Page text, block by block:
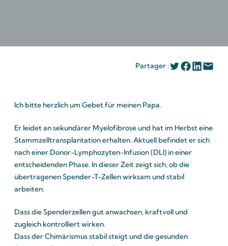
Partager :
Ich bitte herzlich um Gebet für meinen Papa.
Er leidet an sekundärer Myelofibrose und hat im Herbst eine
Stammzelltransplantation erhalten. Aktuell befindet er sich
nach einer Donor-Lymphozyten-Infusion (DLI) in einer
entscheidenden Phase. In dieser Zeit zeigt sich, ob die
übertragenen Spender-T-Zellen wirksam und stabil
arbeiten.
Dass die Spenderzellen gut anwachsen, kraftvoll und
zugleich kontrolliert wirken.
Dass der Chimärismus stabil steigt und die gesunden